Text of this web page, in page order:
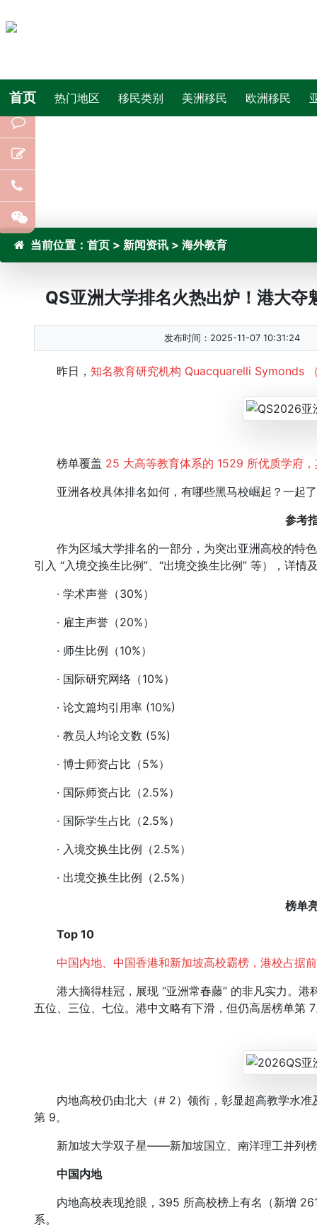
首页 热门地区 移民类别 美洲移民 欧洲移民
当前位置： 首页 > 新闻资讯 > 海外教育
QS亚洲大学排名火热出炉！港大夺
发布时间：2025-11-07 10:31:24
昨日， 知名教育研究机构 Quacquarelli Symonds
榜单覆盖 25 大高等教育体系的 1529 所优质学府
亚洲各校具体排名如何，有哪些黑马校崛起？一起
参考
作为区域大学排名的一部分，为突出亚洲高校的特
引入 “入境交换生比例”、“出境交换生比例” 等），详情
· 学术声誉（30%）
· 雇主声誉（20%）
· 师生比例（10%）
· 国际研究网络（10%）
· 论文篇均引用率 (10%)
· 教员人均论文数 (5%)
· 博士师资占比（5%）
· 国际师资占比（2.5%）
· 国际学生占比（2.5%）
· 入境交换生比例（2.5%）
· 出境交换生比例（2.5%）
榜单
Top 10
中国内地、中国香港和新加坡高校霸榜，港校占据
港大摘得桂冠，展现 “亚洲常春藤” 的非凡实力。港
五位、三位、七位。港中文略有下滑，但仍高居榜单第
内地高校仍由北大（# 2）领衔，彰显超高教学水准
第 9。
新加坡大学双子星——新加坡国立、南洋理工并列榜
中国内地
内地高校表现抢眼，395 所高校榜上有名（新增
系。